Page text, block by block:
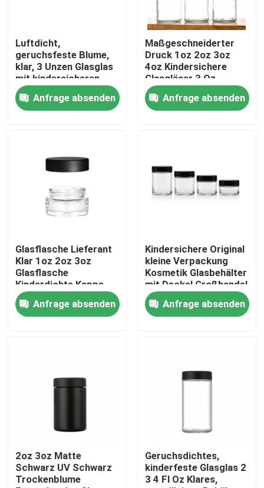
Über uns
Fabrik-Ausflug
Glaskonzentrat-Gläser
Luftdicht,
geruchsfeste Blume,
klar, 3 Unzen Glasglas
mit kindersicheren
Deckel, weißer, flacher
Deckel, glattes,
benutzerdefiniertes
Anfrage absenden
Maßgeschneiderter
Druck 1oz 2oz 3oz
4oz Kindersichere
Glasgläser 3 Oz
Glasgläser
Geradseitiges Glas
Kinderdichte Kappe Cr
Anfrage absenden
Glasflasche Lieferant
Klar 1oz 2oz 3oz
Glasflasche
Kinderdichte Kappe
Lufttett Geruchsfeste
Behälter
Anfrage absenden
Kindersichere Original
kleine Verpackung
Kosmetik Glasbehälter
mit Deckel Großhandel
Anfrage absenden
2oz 3oz Matte
Schwarz UV Schwarz
Trockenblume
Geruchsdichtes,
kinderfeste Glasglas 2
3 4 Fl Oz Klares,